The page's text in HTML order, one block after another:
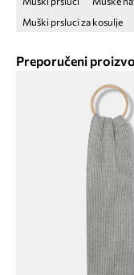
Muški prsluci za kosulje
Preporučeni